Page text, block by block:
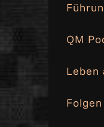
QM
Leben